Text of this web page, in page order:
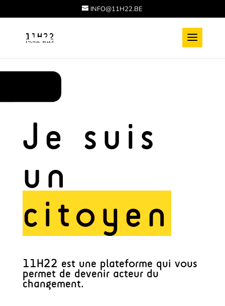
INFO@11H22.BE
Je suis
un
citoyen
11H22 est une plateforme qui vous
permet de devenir acteur du
changement.